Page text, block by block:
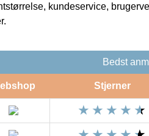
kundeservice,
Bedst
Stjerner